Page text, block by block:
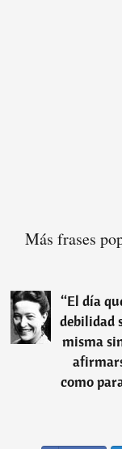
Más frases
“El día
debilidad
misma
como